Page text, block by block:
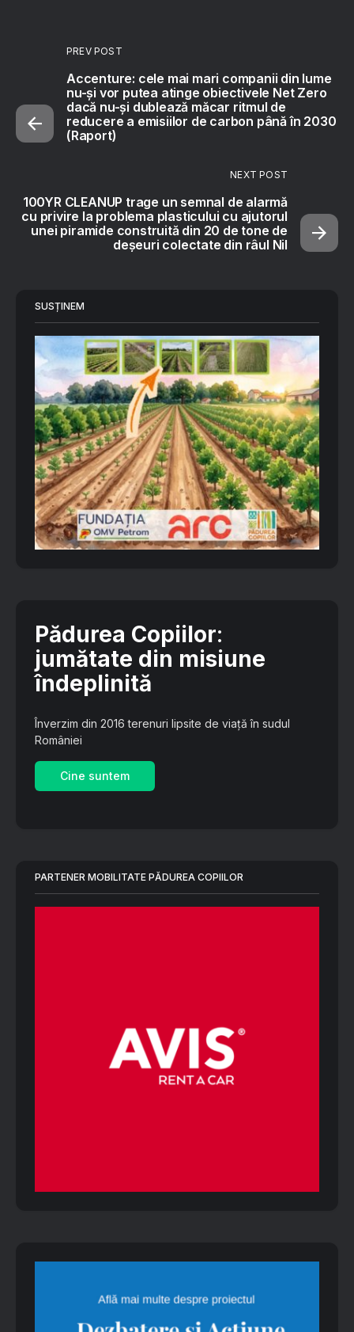
PREV POST
Accenture: cele mai mari companii din lume
nu-și vor putea atinge obiectivele Net Zero
dacă nu-și dublează măcar ritmul de
reducere a emisiilor de carbon până în 2030
(Raport)
NEXT POST
100YR CLEANUP trage un semnal de alarmă
cu privire la problema plasticului cu ajutorul
unei piramide construită din 20 de tone de
deșeuri colectate din râul Nil
SUSȚINEM
Pădurea Copiilor:
jumătate din misiune
îndeplinită
Înverzim din 2016 terenuri lipsite de viață în sudul
României
Cine suntem
PARTENER MOBILITATE PĂDUREA COPIILOR